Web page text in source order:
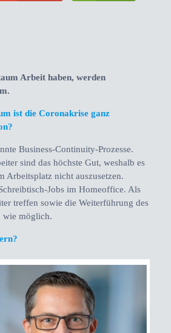
Arbeit haben, werden
ist die Coronakrise ganz
Business-Continuity-Prozesse.
sind das höchste Gut, weshalb es
Arbeitsplatz nicht auszusetzen.
Jobs im Homeoffice. Als
treffen sowie die Weiterführung des
wie möglich.